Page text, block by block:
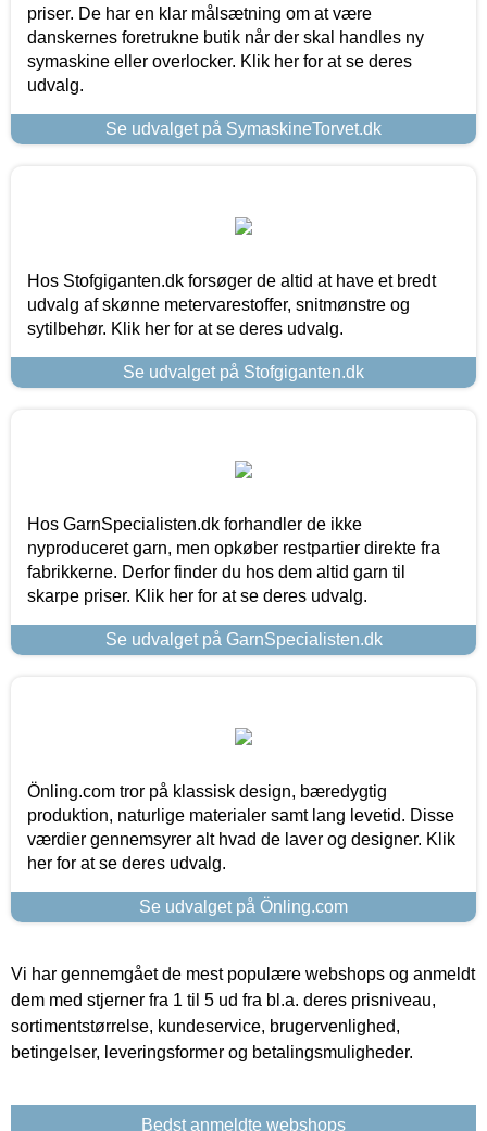
priser. De har en klar målsætning om at være
danskernes foretrukne butik når der skal handles ny
symaskine eller overlocker. Klik her for at se deres
udvalg.
Se udvalget på SymaskineTorvet.dk
Hos Stofgiganten.dk forsøger de altid at have et bredt
udvalg af skønne metervarestoffer, snitmønstre og
sytilbehør. Klik her for at se deres udvalg.
Se udvalget på Stofgiganten.dk
Hos GarnSpecialisten.dk forhandler de ikke
nyproduceret garn, men opkøber restpartier direkte fra
fabrikkerne. Derfor finder du hos dem altid garn til
skarpe priser. Klik her for at se deres udvalg.
Se udvalget på GarnSpecialisten.dk
Önling.com tror på klassisk design, bæredygtig
produktion, naturlige materialer samt lang levetid. Disse
værdier gennemsyrer alt hvad de laver og designer. Klik
her for at se deres udvalg.
Se udvalget på Önling.com
Vi har gennemgået de mest populære webshops og anmeldt
dem med stjerner fra 1 til 5 ud fra bl.a. deres prisniveau,
sortimentstørrelse, kundeservice, brugervenlighed,
betingelser, leveringsformer og betalingsmuligheder.
Bedst anmeldte webshops